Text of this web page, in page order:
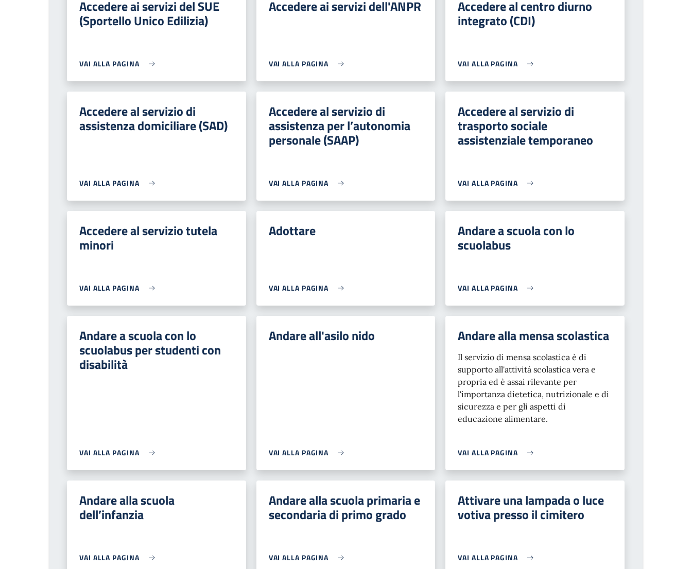
Accedere ai servizi del SUE
(Sportello Unico Edilizia)
VAI ALLA PAGINA
Accedere ai servizi dell'ANPR
VAI ALLA PAGINA
Accedere al centro diurno
integrato (CDI)
VAI ALLA PAGINA
Accedere al servizio di
assistenza domiciliare (SAD)
VAI ALLA PAGINA
Accedere al servizio di
assistenza per l’autonomia
personale (SAAP)
VAI ALLA PAGINA
Accedere al servizio di
trasporto sociale
assistenziale temporaneo
VAI ALLA PAGINA
Accedere al servizio tutela
minori
VAI ALLA PAGINA
Adottare
VAI ALLA PAGINA
Andare a scuola con lo
scuolabus
VAI ALLA PAGINA
Andare a scuola con lo
scuolabus per studenti con
disabilità
VAI ALLA PAGINA
Andare all'asilo nido
VAI ALLA PAGINA
Andare alla mensa scolastica
Il servizio di mensa scolastica è di
supporto all'attività scolastica vera e
propria ed è assai rilevante per
l'importanza dietetica, nutrizionale e di
sicurezza e per gli aspetti di
educazione alimentare.
VAI ALLA PAGINA
Andare alla scuola
dell’infanzia
VAI ALLA PAGINA
Andare alla scuola primaria e
secondaria di primo grado
VAI ALLA PAGINA
Attivare una lampada o luce
votiva presso il cimitero
VAI ALLA PAGINA